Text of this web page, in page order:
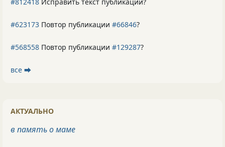
#623173 Повтор публикации #66846?
#568558 Повтор публикации #129287?
все ⮕
АКТУАЛЬНО
в память о маме